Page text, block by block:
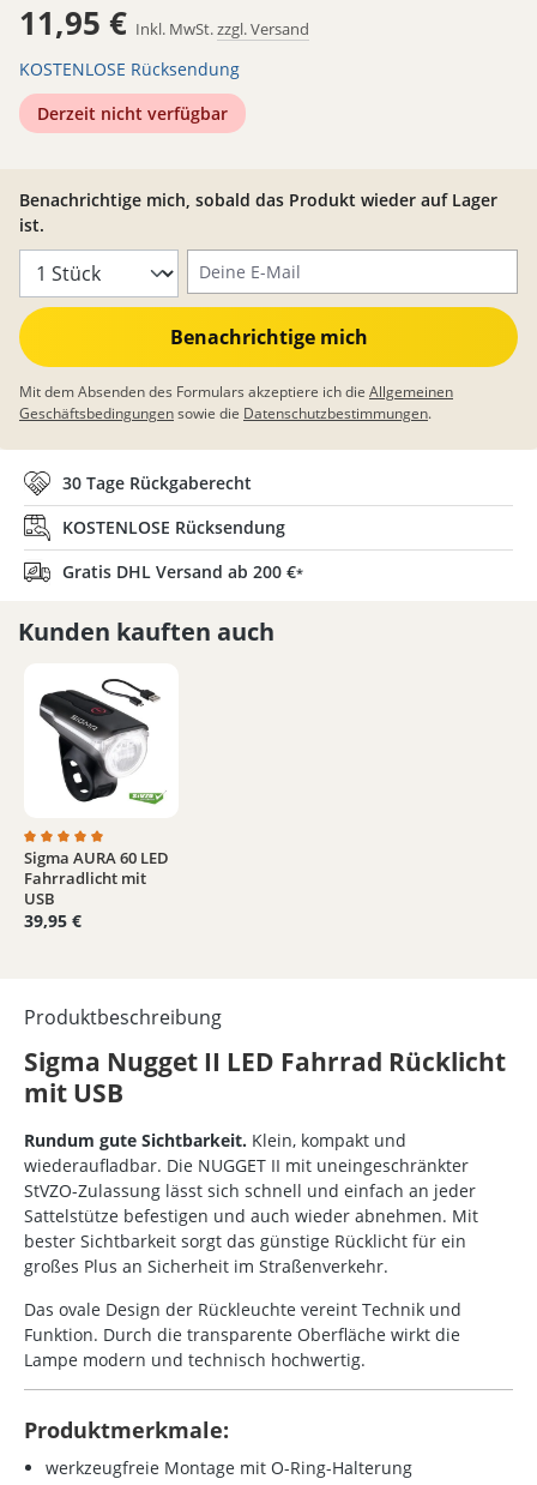
11,95 € Inkl. MwSt.zzgl. Versand
KOSTENLOSE Rücksendung
Derzeit nicht verfügbar
Benachrichtige mich, sobald das Produkt wieder auf Lager
ist.
Benachrichtige mich
Mit dem Absenden des Formulars akzeptiere ich die Allgemeinen
Geschäftsbedingungensowie die Datenschutzbestimmungen.
30 Tage Rückgaberecht
KOSTENLOSE Rücksendung
Gratis DHL Versand ab 200 €*
Kunden kauften auch
Durchschnittliche Bewertung von 5 von 5 Sternen
Sigma AURA 60 LED
Fahrradlicht mit
USB
39,95 €
Produktbeschreibung
Sigma Nugget II LED Fahrrad Rücklicht
mit USB
Rundum gute Sichtbarkeit. Klein, kompakt und
wiederaufladbar. Die NUGGET II mit uneingeschränkter
StVZO-Zulassung lässt sich schnell und einfach an jeder
Sattelstütze befestigen und auch wieder abnehmen. Mit
bester Sichtbarkeit sorgt das günstige Rücklicht für ein
großes Plus an Sicherheit im Straßenverkehr.
Das ovale Design der Rückleuchte vereint Technik und
Funktion. Durch die transparente Oberfläche wirkt die
Lampe modern und technisch hochwertig.
Produktmerkmale:
werkzeugfreie Montage mit O-Ring-Halterung